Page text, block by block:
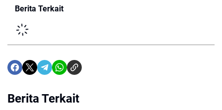
Berita Terkait
Berita Terkait